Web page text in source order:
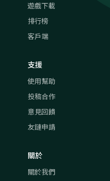
遊戲下載
排行榜
客戶端
支援
使用幫助
投稿合作
意見回饋
友鏈申請
關於
關於我們